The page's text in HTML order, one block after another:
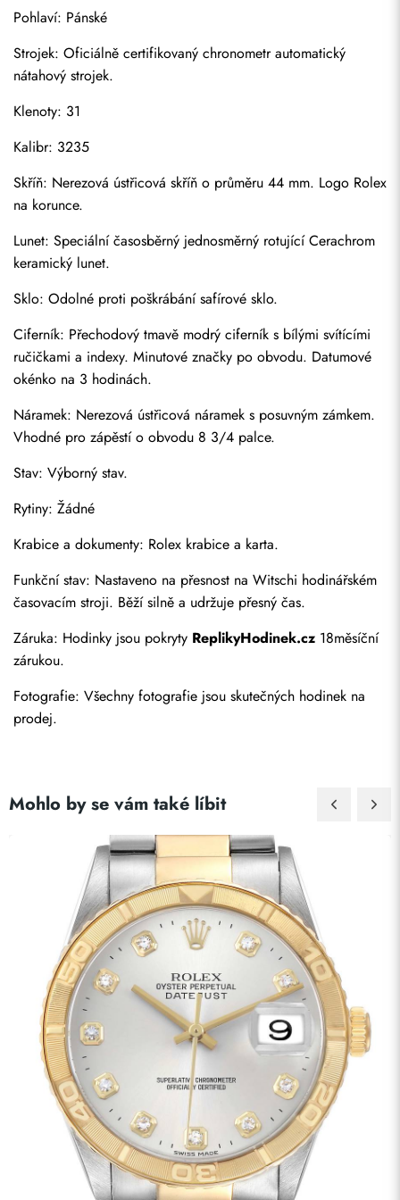
Pohlaví: Pánské
Strojek: Oficiálně certifikovaný chronometr automatický
nátahový strojek.
Klenoty: 31
Kalibr: 3235
Skříň: Nerezová ústřicová skříň o průměru 44 mm. Logo Rolex
na korunce.
Lunet: Speciální časosběrný jednosměrný rotující Cerachrom
keramický lunet.
Sklo: Odolné proti poškrábání safírové sklo.
Ciferník: Přechodový tmavě modrý ciferník s bílými svítícími
ručičkami a indexy. Minutové značky po obvodu. Datumové
okénko na 3 hodinách.
Náramek: Nerezová ústřicová náramek s posuvným zámkem.
Vhodné pro zápěstí o obvodu 8 3/4 palce.
Stav: Výborný stav.
Rytiny: Žádné
Krabice a dokumenty: Rolex krabice a karta.
Funkční stav: Nastaveno na přesnost na Witschi hodinářském
časovacím stroji. Běží silně a udržuje přesný čas.
Záruka: Hodinky jsou pokryty ReplikyHodinek.cz 18měsíční
zárukou.
Fotografie: Všechny fotografie jsou skutečných hodinek na
prodej.
Mohlo by se vám také líbit
Odeslat